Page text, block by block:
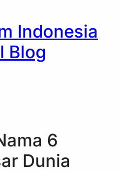
Indonesia
Blog
6
Dunia